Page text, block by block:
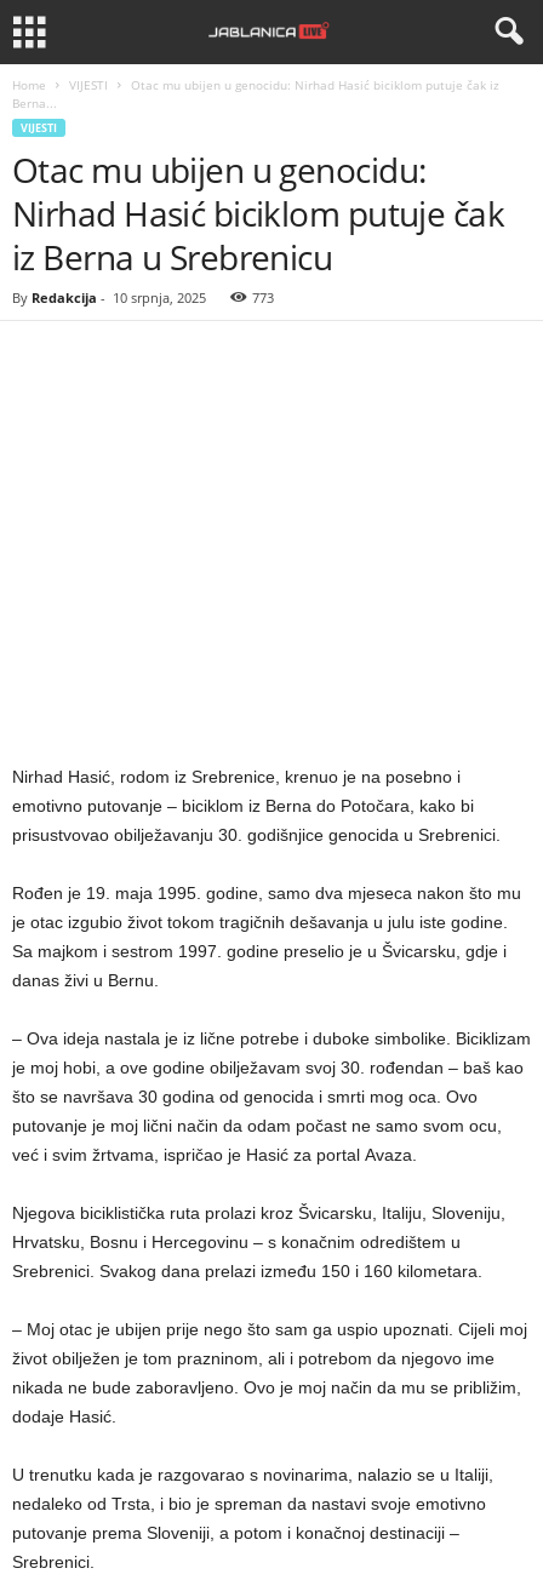
Home VIJESTI
Otac mu ubijen u genocidu: Nirhad Hasić biciklom putuje čak iz
Berna...
VIJESTI
Otac mu ubijen u genocidu:
Nirhad Hasić biciklom putuje čak
iz Berna u Srebrenicu
By Redakcija - 10 srpnja, 2025 773
Nirhad Hasić, rodom iz Srebrenice, krenuo je na posebno i
emotivno putovanje – biciklom iz Berna do Potočara, kako bi
prisustvovao obilježavanju 30. godišnjice genocida u Srebrenici.
Rođen je 19. maja 1995. godine, samo dva mjeseca nakon što mu
je otac izgubio život tokom tragičnih dešavanja u julu iste godine.
Sa majkom i sestrom 1997. godine preselio je u Švicarsku, gdje i
danas živi u Bernu.
– Ova ideja nastala je iz lične potrebe i duboke simbolike. Biciklizam
je moj hobi, a ove godine obilježavam svoj 30. rođendan – baš kao
što se navršava 30 godina od genocida i smrti mog oca. Ovo
putovanje je moj lični način da odam počast ne samo svom ocu,
već i svim žrtvama, ispričao je Hasić za portal Avaza.
Njegova biciklistička ruta prolazi kroz Švicarsku, Italiju, Sloveniju,
Hrvatsku, Bosnu i Hercegovinu – s konačnim odredištem u
Srebrenici. Svakog dana prelazi između 150 i 160 kilometara.
– Moj otac je ubijen prije nego što sam ga uspio upoznati. Cijeli moj
život obilježen je tom prazninom, ali i potrebom da njegovo ime
nikada ne bude zaboravljeno. Ovo je moj način da mu se približim,
dodaje Hasić.
U trenutku kada je razgovarao s novinarima, nalazio se u Italiji,
nedaleko od Trsta, i bio je spreman da nastavi svoje emotivno
putovanje prema Sloveniji, a potom i konačnoj destinaciji –
Srebrenici.